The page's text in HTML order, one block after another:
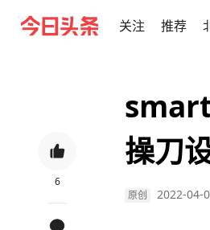
关注 推荐
6
操刀
原创 2022-04-